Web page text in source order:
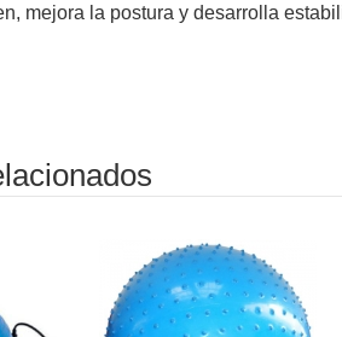
mejora la postura y desarrolla